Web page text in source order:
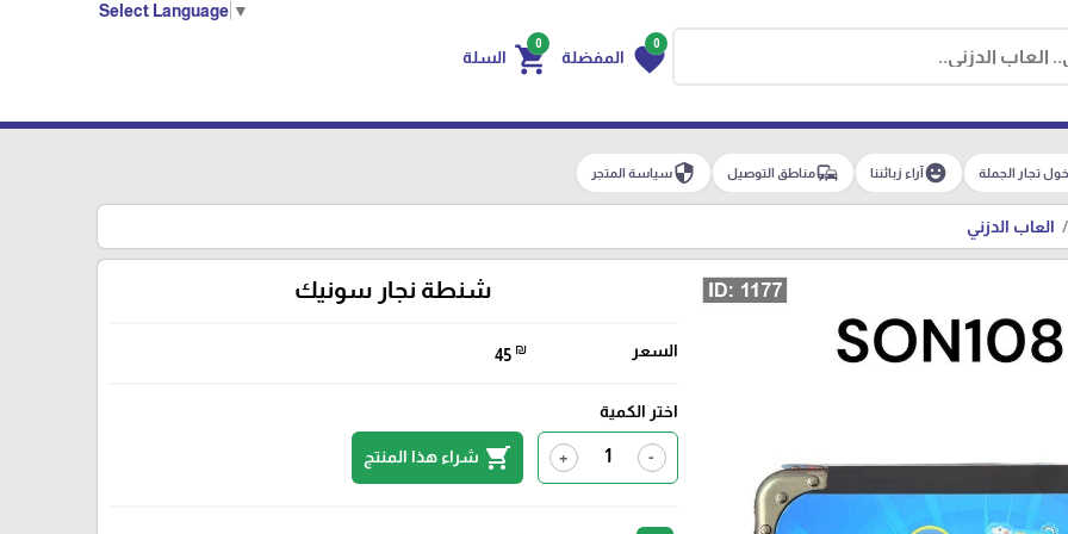
Select Language ▼
0
favorite المفضلة
0
shopping_cart السلة
تجار الجملة emoji_emotionsآراء زبائننا commuteمناطق التوصيل securityسياسة المتجر
العاب الدزني
شنطة نجار سونيك
السعر 45 ₪
اختر الكمية
-
+
shopping_cart شراء هذا المنتج